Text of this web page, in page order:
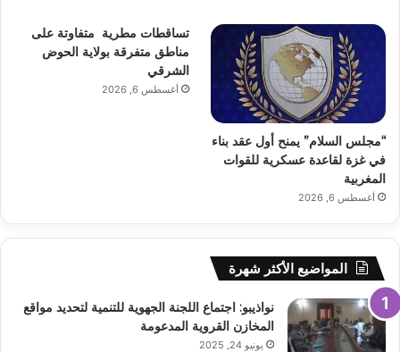
“مجلس السلام” يمنح أول عقد بناء
في غزة لقاعدة عسكرية للقوات
المغربية
أغسطس 6, 2026
تساقطات مطرية متفاوتة على
مناطق متفرقة بولاية الحوض
الشرقي
أغسطس 6, 2026
المواضيع الأكثر شهرة
نواذيبو: اجتماع اللجنة الجهوية للتنمية لتحديد مواقع
المخازن القروية المدعومة
يونيو 24, 2025